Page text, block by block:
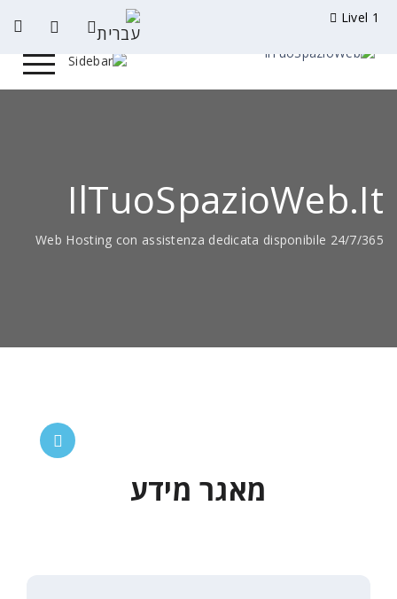
Web Hosting con assistenza dedicata
מאגר מידע